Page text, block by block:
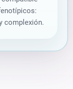
complexión.